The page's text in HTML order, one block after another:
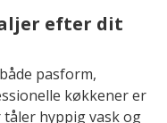
efter dit
pasform,
køkkener er
hyppig vask og